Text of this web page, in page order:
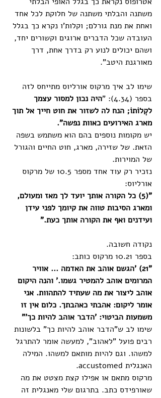
משתנה והבלתי משתנה של חלוקת לכל אחד
ואחת את מנת גורלם; וקלות'ו נקרא כך בגלל
העובדה שכל הדברים ארוגים וקשורים יחד,
ושהם יכולים לנוע רק בדרך אחת, דרך
מאורגנת היטב".
שימו לב איך מרקוס אורליוס מתייחס לזה
בספר (4.34): "
היה נכון למסור עצמך
לקְלוֹתוֹ; הנח לה לשזור את חוט חייך אל תוך
מארג האירועים כאוות נפשה".
יש מקומות נוספים בהם הוא משתמש בשפה
הזאת. של שזירה, מארג, חוט החיים והגורל
של המוירות.
נזכיר רק עוד אחד מספר 10.5 של מרקוס
אורליוס:
"(5) כל הקורה אותך יועד לך מאז ומעולם,
ומארג הסיבות טווה את קיומך לפני עידן
ועידנים ואף את הקורה אותך כעת."
נקודה חשובה.
בספר 10.21 מרקוס כותב:
"21) 'הגשם אוהב את האדמה ... אוויר
המרומים אוהב להמטיר גשמו.' והנה היקום
אוהב ליצור את מה שעתיד להתהוות. אני
אומר ליקום: אהבתי כאהבתך. כלום אין זו
משמעות הביטוי: 'הדבר אוהב להיות כך'"
שימו לב ש"הדבר אוהב להיות כך" בלשונות
רבים פועל "לאהוב", למעשה אומר להתרגל
למשהו. וגם להיות מותאם למשהו. המילה
האנגלית accustomed.
מרקוס מתאם או אפילו קצת מצטט את מה
שאורפידס כתב. בתרגום שלי מאנגלית זה